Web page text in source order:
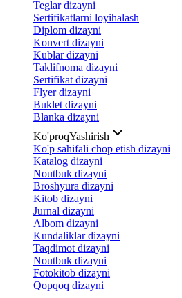
Teglar dizayni
Sertifikatlarni loyihalash
Diplom dizayni
Konvert dizayni
Kublar dizayni
Taklifnoma dizayni
Sertifikat dizayni
Flyer dizayni
Buklet dizayni
Blanka dizayni
Ko'proqYashirish
Ko'p sahifali chop etish dizayni
Katalog dizayni
Noutbuk dizayni
Broshyura dizayni
Kitob dizayni
Jurnal dizayni
Albom dizayni
Kundaliklar dizayni
Taqdimot dizayni
Noutbuk dizayni
Fotokitob dizayni
Qopqoq dizayni